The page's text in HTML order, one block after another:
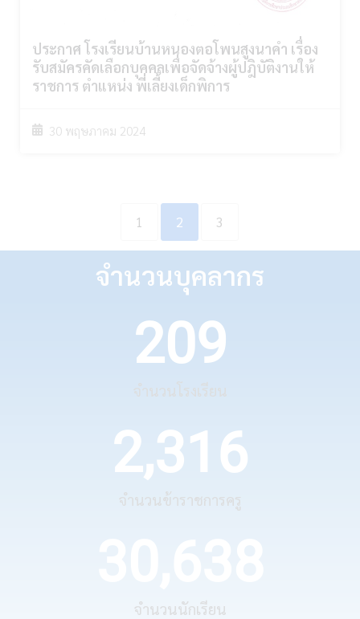
ประกาศ โรงเรียนบ้านหนองตอโพนสูงนาคำ เรื่อง
รับสมัครคัดเลือกบุคคลเพื่อจัดจ้างผู้ปฎิบัติงานให้
ราชการ ตำแหน่ง พี่เลี้ยงเด็กพิการ
30 พฤษภาคม 2024
1 2 3
จำนวนบุคลากร
209
จำนวนข้าราชการครู
2,316
จำนวนนักเรียน